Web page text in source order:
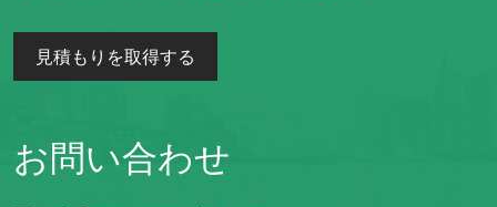
見積もりを取得する
お問い合わせ